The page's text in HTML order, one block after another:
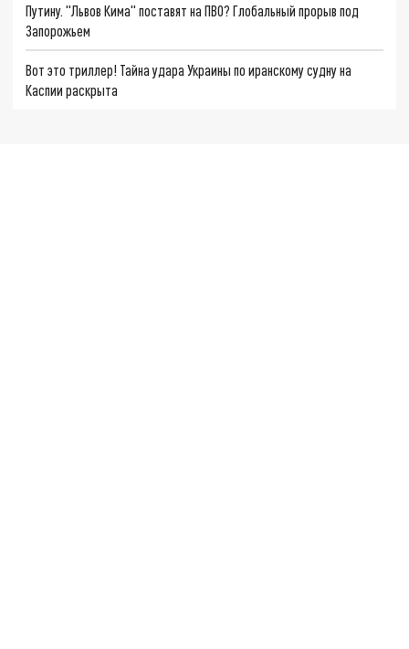
Путину. "Львов Кима" поставят на ПВО? Глобальный прорыв под
Запорожьем
Вот это триллер! Тайна удара Украины по иранскому судну на
Каспии раскрыта